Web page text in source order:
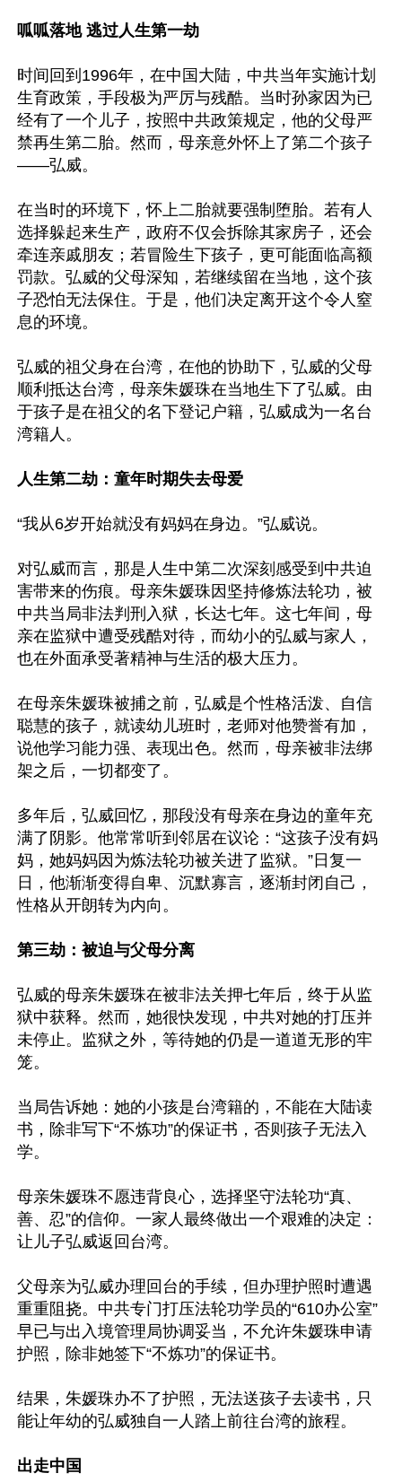
呱呱落地 逃过人生第一劫
时间回到1996年，在中国大陆，中共当年实施计划
生育政策，手段极为严厉与残酷。当时孙家因为已
经有了一个儿子，按照中共政策规定，他的父母严
禁再生第二胎。然而，母亲意外怀上了第二个孩子
——弘威。
在当时的环境下，怀上二胎就要强制堕胎。若有人
选择躲起来生产，政府不仅会拆除其家房子，还会
牵连亲戚朋友；若冒险生下孩子，更可能面临高额
罚款。弘威的父母深知，若继续留在当地，这个孩
子恐怕无法保住。于是，他们决定离开这个令人窒
息的环境。
弘威的祖父身在台湾，在他的协助下，弘威的父母
顺利抵达台湾，母亲朱媛珠在当地生下了弘威。由
于孩子是在祖父的名下登记户籍，弘威成为一名台
湾籍人。
人生第二劫：童年时期失去母爱
“我从6岁开始就没有妈妈在身边。”弘威说。
对弘威而言，那是人生中第二次深刻感受到中共迫
害带来的伤痕。母亲朱媛珠因坚持修炼法轮功，被
中共当局非法判刑入狱，长达七年。这七年间，母
亲在监狱中遭受残酷对待，而幼小的弘威与家人，
也在外面承受著精神与生活的极大压力。
在母亲朱媛珠被捕之前，弘威是个性格活泼、自信
聪慧的孩子，就读幼儿班时，老师对他赞誉有加，
说他学习能力强、表现出色。然而，母亲被非法绑
架之后，一切都变了。
多年后，弘威回忆，那段没有母亲在身边的童年充
满了阴影。他常常听到邻居在议论：“这孩子没有妈
妈，她妈妈因为炼法轮功被关进了监狱。”日复一
日，他渐渐变得自卑、沉默寡言，逐渐封闭自己，
性格从开朗转为内向。
第三劫：被迫与父母分离
弘威的母亲朱媛珠在被非法关押七年后，终于从监
狱中获释。然而，她很快发现，中共对她的打压并
未停止。监狱之外，等待她的仍是一道道无形的牢
笼。
当局告诉她：她的小孩是台湾籍的，不能在大陆读
书，除非写下“不炼功”的保证书，否则孩子无法入
学。
母亲朱媛珠不愿违背良心，选择坚守法轮功“真、
善、忍”的信仰。一家人最终做出一个艰难的决定：
让儿子弘威返回台湾。
父母亲为弘威办理回台的手续，但办理护照时遭遇
重重阻挠。中共专门打压法轮功学员的“610办公室”
早已与出入境管理局协调妥当，不允许朱媛珠申请
护照，除非她签下“不炼功”的保证书。
结果，朱媛珠办不了护照，无法送孩子去读书，只
能让年幼的弘威独自一人踏上前往台湾的旅程。
出走中国